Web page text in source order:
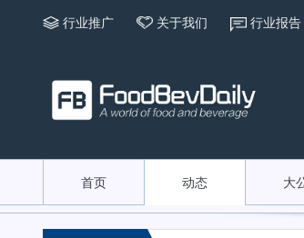
行业推广 关于我们 行业报告
首页 动态 大